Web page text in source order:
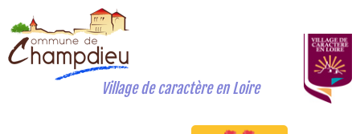
Village de caractère en Loire